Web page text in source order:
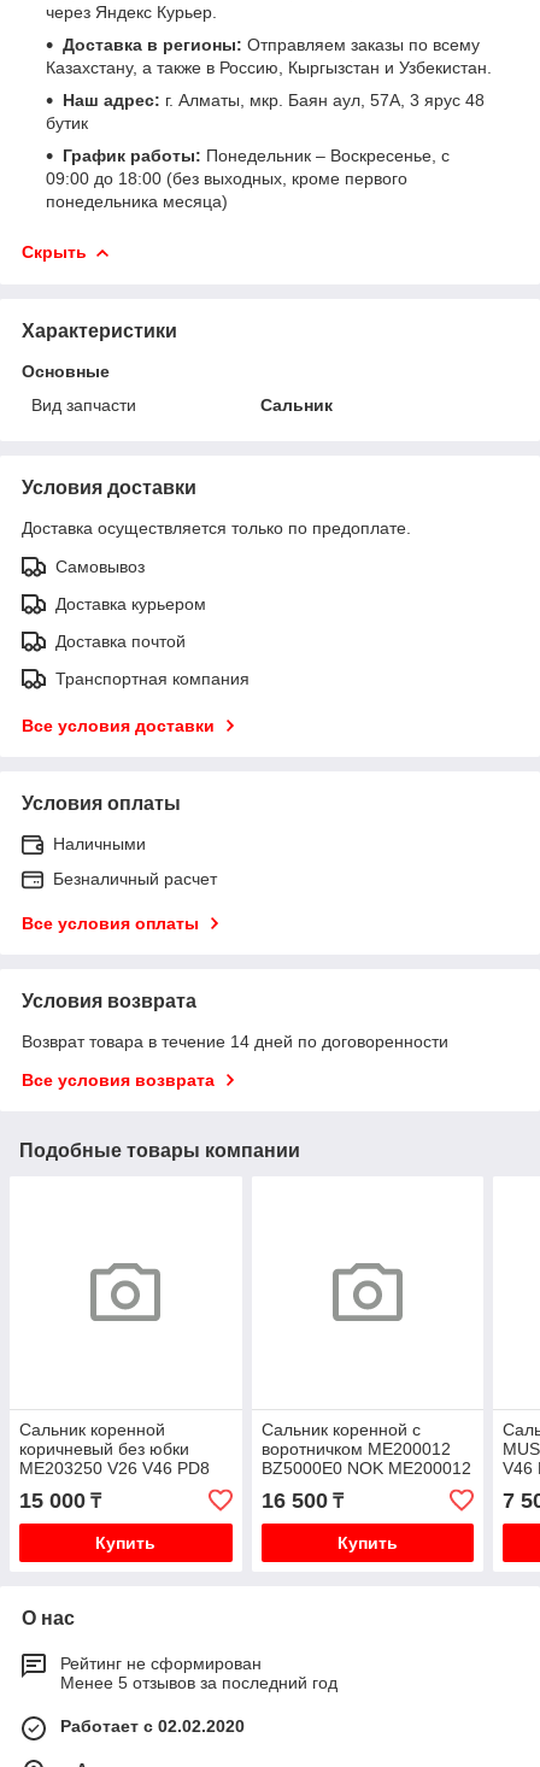
через Яндекс Курьер.
Доставка в регионы: Отправляем заказы по всему
Казахстану, а также в Россию, Кыргызстан и Узбекистан.
Наш адрес: г. Алматы, мкр. Баян аул, 57А, 3 ярус 48
бутик
График работы: Понедельник – Воскресенье, с
09:00 до 18:00 (без выходных, кроме первого
понедельника месяца)
Скрыть
Характеристики
Основные
Вид запчасти
Сальник
Условия доставки
Доставка осуществляется только по предоплате.
Самовывоз
Доставка курьером
Доставка почтой
Транспортная компания
Все условия доставки
Условия оплаты
Наличными
Безналичный расчет
Все условия оплаты
Условия возврата
Возврат товара в течение 14 дней по договоренности
Все условия возврата
Подобные товары компании
Сальник коренной
коричневый без юбки
ME203250 V26 V46 PD8
15 000 ₸
Купить
Сальник коренной с
воротничком ME200012
BZ5000E0 NOK ME200012
V46 PD8 PE8 K97
16 500₸
Купить
V46
7
О нас
Рейтинг не сформирован
Менее 5 отзывов за последний год
Работает с 02.02.2020